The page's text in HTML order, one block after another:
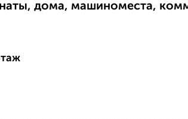
дома, машиноместа,